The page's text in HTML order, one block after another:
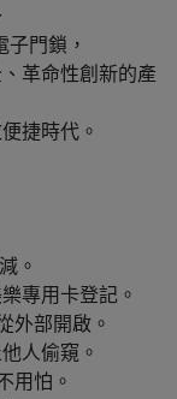
門鎖，
革命性創新的產
捷時代。
。
專用卡登記。
外部開啟。
人偷窺。
用怕。